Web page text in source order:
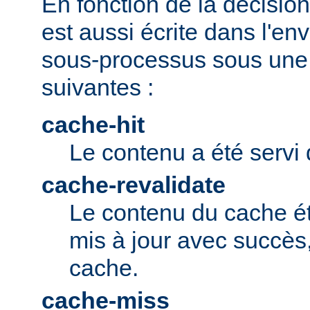
est aussi écrite dans
sous-processus sous
suivantes :
cache-hit
Le contenu a été servi
cache-revalidate
Le contenu du cache
mis à jour avec
cache.
cache-miss